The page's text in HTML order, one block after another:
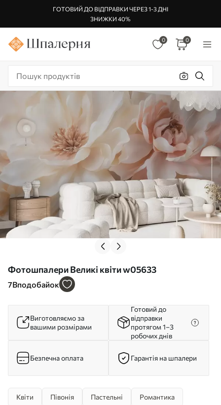
ГОТОВИЙ ДО ВІДПРАВКИ ЧЕРЕЗ 1-3 ДНІ
ЗНИЖКИ 40%
0 0
Фотошпалери Великі квіти w05633
7Вподобайок
Виготовляємо за
вашими розмірами
Готовий до
відправки
протягом 1–3
робочих днів
Безпечна оплата Гарантія на шпалери
Квіти Півонія Пастельні Романтика